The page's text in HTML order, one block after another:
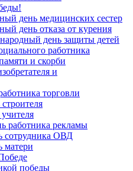
день медицинских сестер
день отказа от курения
день защиты детей
работника
и скорби
и
торговли
работника рекламы
сотрудника ОВД
матери
победы